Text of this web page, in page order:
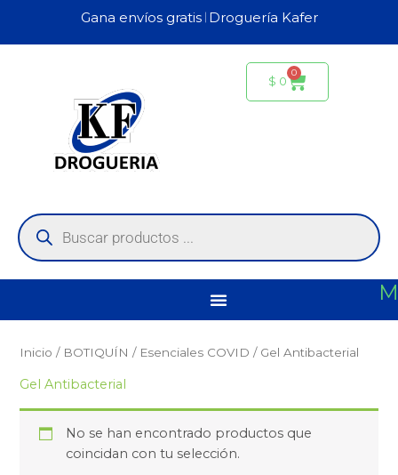
contenido
Gana envíos gratis 𝄀 Droguería Kafer
$ 0
0
Carrito
de
productos
Inicio / BOTIQUÍN / Esenciales COVID / Gel Antibacterial
Gel Antibacterial
No se han encontrado productos que
coincidan con tu selección.